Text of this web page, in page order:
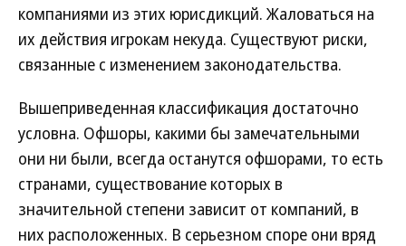
компаниями из этих юрисдикций. Жаловаться на
их действия игрокам некуда. Существуют риски,
связанные с изменением законодательства.
Вышеприведенная классификация достаточно
условна. Офшоры, какими бы замечательными
они ни были, всегда останутся офшорами, то есть
странами, существование которых в
значительной степени зависит от компаний, в
них расположенных. В серьезном споре они вряд